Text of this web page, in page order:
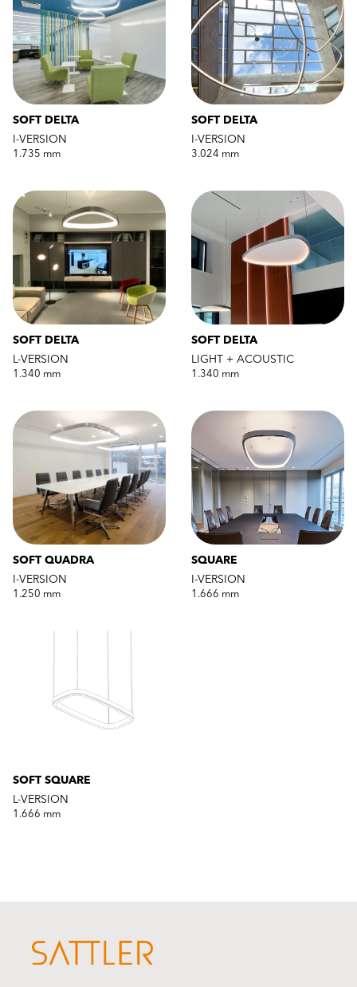
SOFT DELTA
I-VERSION
1.735 mm
SOFT DELTA
I-VERSION
3.024 mm
SOFT DELTA
L-VERSION
1.340 mm
SOFT DELTA
LIGHT + ACOUSTIC
1.340 mm
SOFT QUADRA
I-VERSION
1.250 mm
SQUARE
I-VERSION
1.666 mm
SOFT SQUARE
L-VERSION
1.666 mm